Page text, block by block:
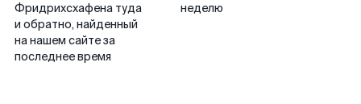
Фридрихсхафена туда
и обратно, найденный
на нашем сайте за
последнее время
неделю